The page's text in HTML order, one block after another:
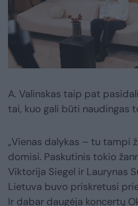
A. Valinskas taip pat
tai, kuo gali būti naudingas
„Vienas dalykas – tu tampi
domisi. Paskutinis tokio
Viktorija Siegel ir Laurynas
Lietuva buvo priskretusi
Ir dabar daugėja koncertų